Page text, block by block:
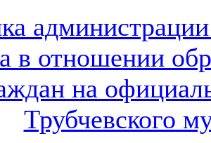
в отношении
на
Трубчевского